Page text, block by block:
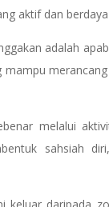
aktif dan
adalah
melalui
sahsiah
keluar daripada